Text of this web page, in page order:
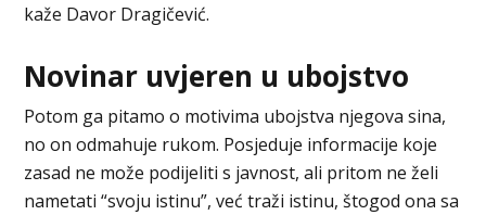
kaže Davor Dragičević.
Novinar uvjeren u ubojstvo
Potom ga pitamo o motivima ubojstva njegova sina,
no on odmahuje rukom. Posjeduje informacije koje
zasad ne može podijeliti s javnost, ali pritom ne želi
nametati “svoju istinu”, već traži istinu, štogod ona sa